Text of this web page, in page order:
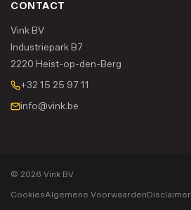
CONTACT
Vink BV
Industriepark B7
2220 Heist-op-den-Berg
+32 15 25 97 11
info@vink.be
© 2026 Vink BV
CookiesAlgemene VoorwaardenDisclaimer